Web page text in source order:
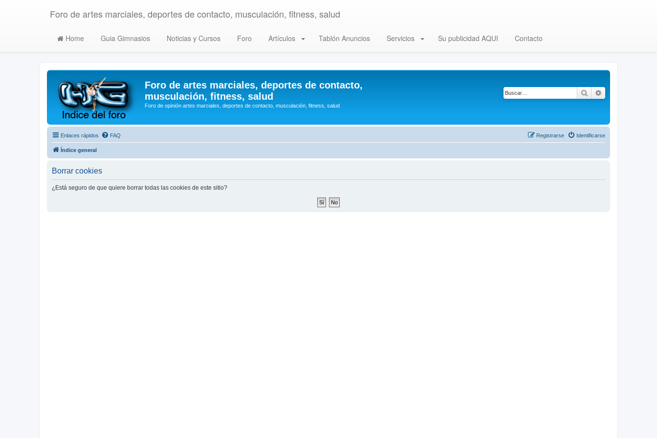
Foro de artes marciales, deportes de contacto, musculación, fitness, salud
Home Guia Gimnasios Noticias y Cursos Foro Artículos Tablón Anuncios Servicios Su publicidad AQUI Contacto
Foro de artes marciales, deportes de contacto,
musculación, fitness, salud
Foro de opinión artes marciales, deportes de contacto, musculación, fitness, salud
Buscar
Enlaces rápidos FAQ Identificarse
Registrarse
Índice general
Borrar cookies
¿Está seguro de que quiere borrar todas las cookies de este sitio?